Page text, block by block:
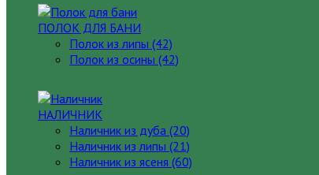
ПОЛОК ДЛЯ БАНИ
Полок из липы (42)
Полок из осины (42)
НАЛИЧНИК
Наличник из дуба (20)
Наличник из липы (21)
Наличник из ясеня (60)